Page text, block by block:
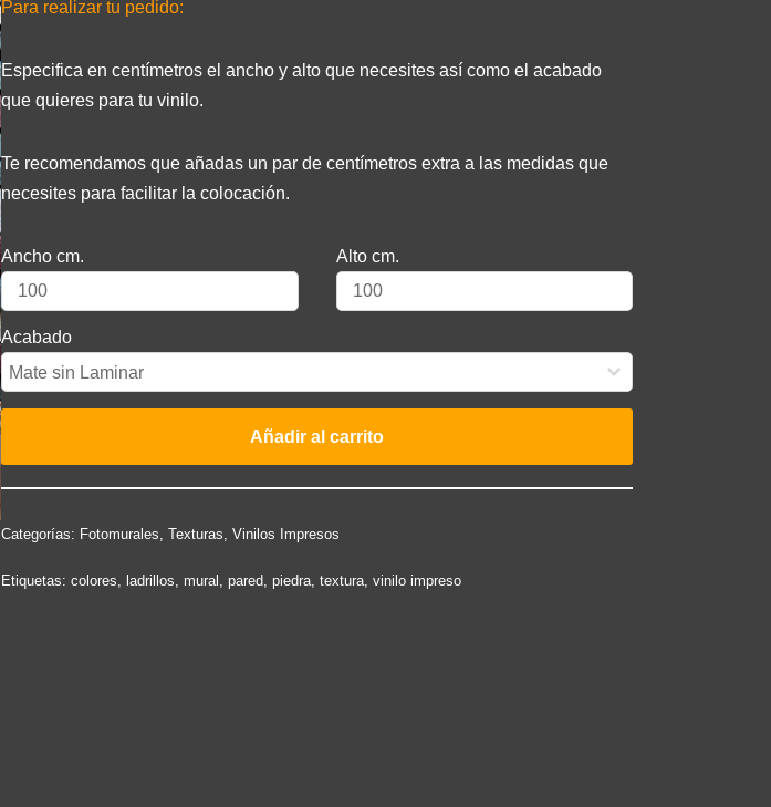
Para realizar tu pedido:
Especifica en centímetros el ancho y alto que necesites así como el acabado
que quieres para tu vinilo.
Te recomendamos que añadas un par de centímetros extra a las medidas que
necesites para facilitar la colocación.
Ancho cm. Alto cm.
Acabado
Añadir al carrito
Categorías: Fotomurales,Texturas,Vinilos Impresos
Etiquetas:colores, ladrillos, mural ,pared,piedra,textura,vinilo impreso